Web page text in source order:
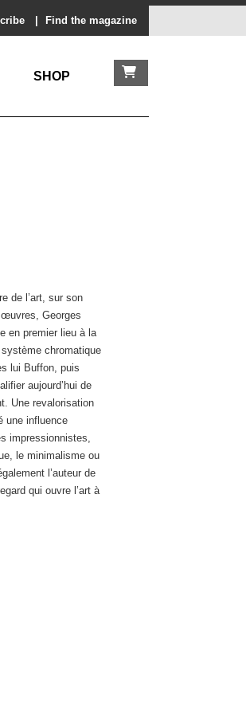
Find the magazine
SHOP
de l’art, sur son
Georges
en premier lieu à la
chromatique
lui Buffon, puis
aujourd’hui de
Une revalorisation
une influence
impressionnistes,
le minimalisme ou
l’auteur de
qui ouvre l’art à